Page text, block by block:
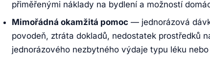
přiměřenými náklady na bydlení a možností
Mimořádná okamžitá pomoc — jednorázová
povodeň, ztráta dokladů, nedostatek prostředků
jednorázového nezbytného výdaje typu léku